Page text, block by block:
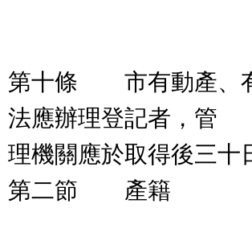
第十條 市有動產、有
法應辦理登記者，管
理機關應於取得後三十
第二節 產籍